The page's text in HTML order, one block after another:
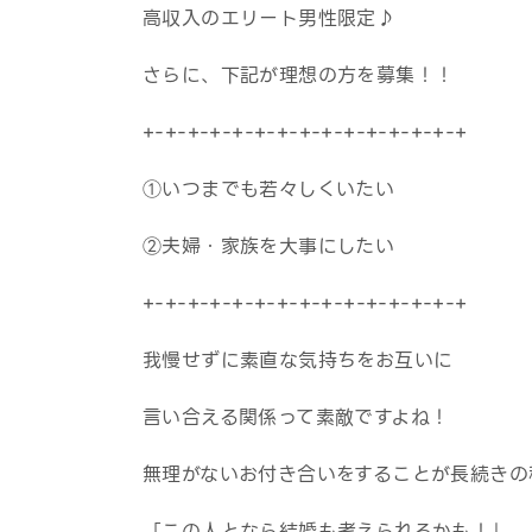
高収入のエリート男性限定♪
さらに、下記が理想の方を募集！！
+-+-+-+-+-+-+-+-+-+-+-+-+-+-+
①いつまでも若々しくいたい
②夫婦・家族を大事にしたい
+-+-+-+-+-+-+-+-+-+-+-+-+-+-+
我慢せずに素直な気持ちをお互いに
言い合える関係って素敵ですよね！
無理がないお付き合いをすることが長続き